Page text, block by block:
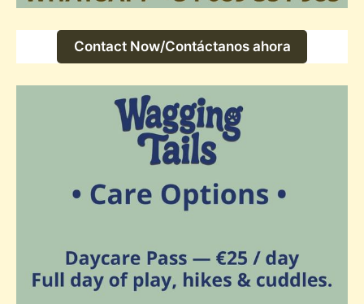
Contact Now/Contáctanos ahora